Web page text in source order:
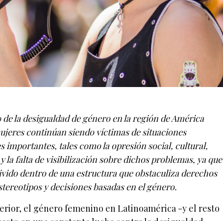
la desigualdad de género en la región de América
continúan siendo víctimas de situaciones
importantes, tales como la opresión social, cultural,
la falta de visibilización sobre dichos problemas, ya que
dentro de una estructura que obstaculiza derechos
y decisiones basadas en el género.
el género femenino en Latinoamérica -y el resto